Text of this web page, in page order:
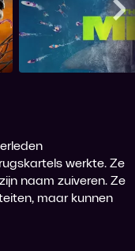
The
werkte. Ze
naam zuiveren. Ze
maar kunnen